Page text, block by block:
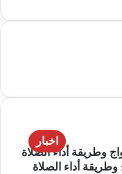
اخبار
أداء الصلاة